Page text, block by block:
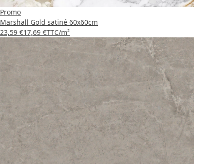
Promo
Marshall Gold satiné 60x60cm
23,59 €17,69 €TTC/m²